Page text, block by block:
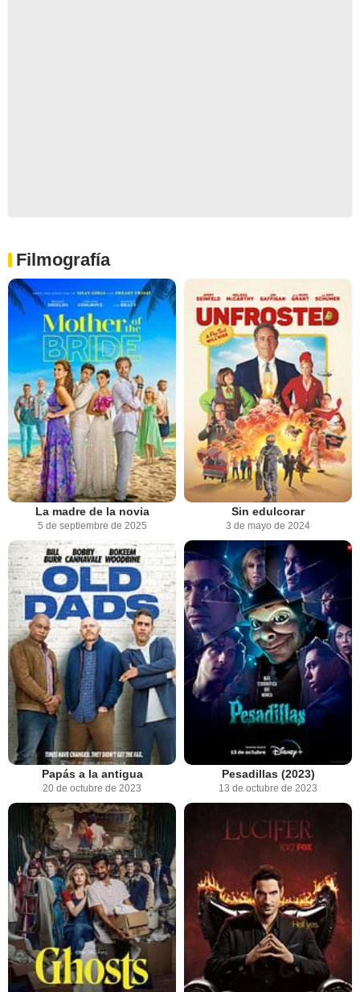
Filmografía
La madre de la novia
5 de septiembre de 2025
Sin edulcorar
3 de mayo de 2024
Papás a la antigua
20 de octubre de 2023
Pesadillas (2023)
13 de octubre de 2023